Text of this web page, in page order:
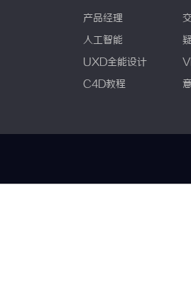
产品经理
人工智能
UXD全能设计
C4D教程